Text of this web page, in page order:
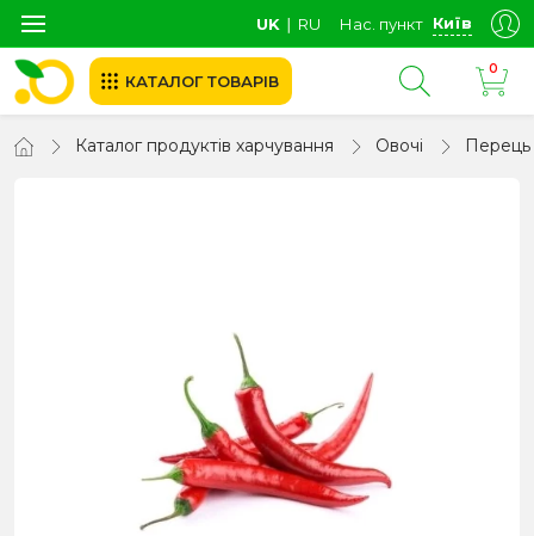
UK ∣ RU Нас. пункт Київ
КАТАЛОГ ТОВАРІВ
0
Каталог продуктів харчування Овочі Перець